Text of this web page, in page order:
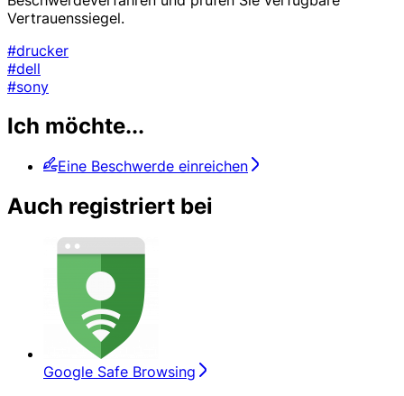
Vertrauenssiegel.
#drucker
#dell
#sony
Ich möchte...
Eine Beschwerde einreichen
Auch registriert bei
Google Safe Browsing